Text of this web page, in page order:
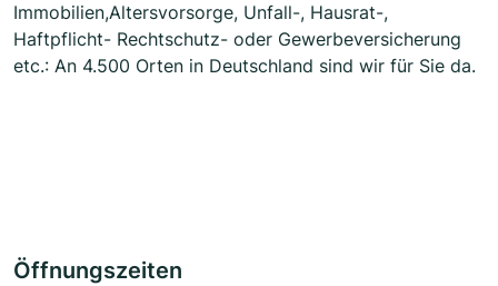
Immobilien,Altersvorsorge, Unfall-, Hausrat-,
Haftpflicht- Rechtschutz- oder Gewerbeversicherung
etc.: An 4.500 Orten in Deutschland sind wir für Sie da.
Öffnungszeiten